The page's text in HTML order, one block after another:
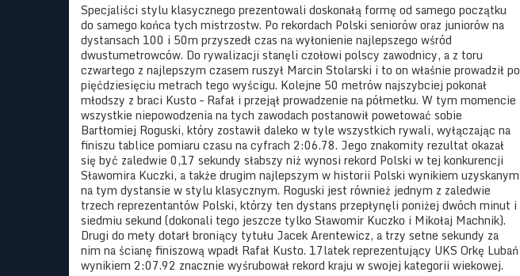
Specjaliści stylu klasycznego prezentowali doskonałą formę od samego początku
do samego końca tych mistrzostw. Po rekordach Polski seniorów oraz juniorów na
dystansach 100 i 50m przyszedł czas na wyłonienie najlepszego wśród
dwustumetrowców. Do rywalizacji stanęli czołowi polscy zawodnicy, a z toru
czwartego z najlepszym czasem ruszył Marcin Stolarski i to on właśnie prowadził po
pięćdziesięciu metrach tego wyścigu. Kolejne 50 metrów najszybciej pokonał
młodszy z braci Kusto – Rafał i przejął prowadzenie na półmetku. W tym momencie
wszystkie niepowodzenia na tych zawodach postanowił powetować sobie
Bartłomiej Roguski, który zostawił daleko w tyle wszystkich rywali, wyłączając na
finiszu tablice pomiaru czasu na cyfrach 2:06.78. Jego znakomity rezultat okazał
się być zaledwie 0,17 sekundy słabszy niż wynosi rekord Polski w tej konkurencji
Sławomira Kuczki, a także drugim najlepszym w historii Polski wynikiem uzyskanym
na tym dystansie w stylu klasycznym. Roguski jest również jednym z zaledwie
trzech reprezentantów Polski, którzy ten dystans przepłynęli poniżej dwóch minut i
siedmiu sekund (dokonali tego jeszcze tylko Sławomir Kuczko i Mikołaj Machnik).
Drugi do mety dotarł broniący tytułu Jacek Arentewicz, a trzy setne sekundy za
nim na ścianę finiszową wpadł Rafał Kusto. 17latek reprezentujący UKS Orkę Lubań
wynikiem 2:07.92 znacznie wyśrubował rekord kraju w swojej kategorii wiekowej.